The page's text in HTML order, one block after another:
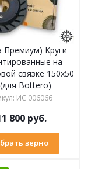
Премиум) Круги
на
связке 150х50
Bottero)
: ИС 006066
800 руб.
зерно